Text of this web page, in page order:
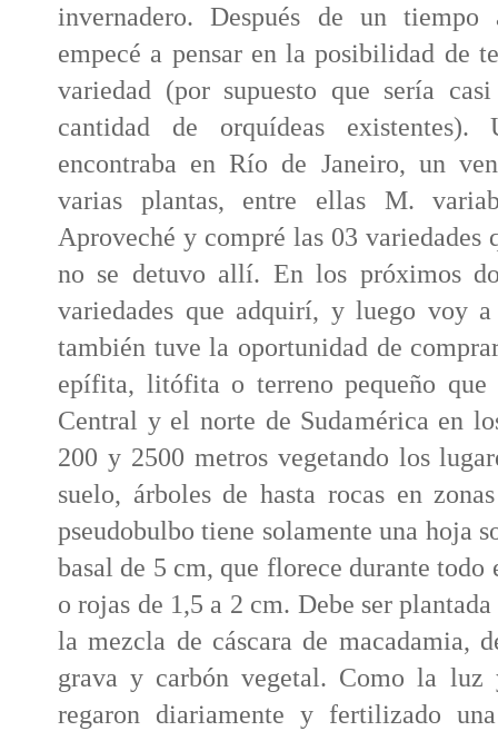
invernadero. Después de un
empecé a pensar en la posibilidad de
variedad (por supuesto que sería
cantidad de orquídeas
encontraba en Río de Janeiro, un
varias plantas, entre ellas M.
Aproveché y compré las 03 variedades
no se detuvo allí. En los próximos
variedades que adquirí, y luego voy
también tuve la oportunidad de
epífita, litófita o terreno pequeño que
Central y el norte de Sudamérica en
200 y 2500 metros vegetando los
suelo, árboles de hasta rocas en
pseudobulbo tiene solamente una hoja
basal de 5 cm, que florece durante
o rojas de 1,5 a 2 cm. Debe ser
la mezcla de cáscara de macadamia,
grava y carbón vegetal. Como la luz
regaron diariamente y fertilizado